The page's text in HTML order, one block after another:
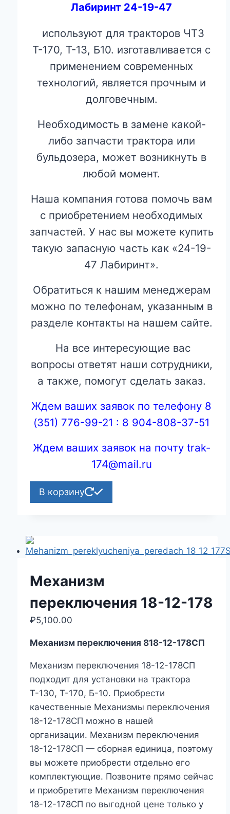
Лабиринт 24-19-47
используют для тракторов ЧТЗ
Т-170, Т-13, Б10. изготавливается с
применением современных
технологий, является прочным и
долговечным.
Необходимость в замене какой-
либо запчасти трактора или
бульдозера, может возникнуть в
любой момент.
Наша компания готова помочь вам
с приобретением необходимых
запчастей. У нас вы можете купить
такую запасную часть как «24-19-
47 Лабиринт».
Обратиться к нашим менеджерам
можно по телефонам, указанным в
разделе контакты на нашем сайте.
На все интересующие вас
вопросы ответят наши сотрудники,
а также, помогут сделать заказ.
Ждем ваших заявок по телефону 8
(351) 776-99-21 : 8 904-808-37-51
Ждем ваших заявок на почту trak-
174@mail.ru
В корзину
Механизм
переключения 18-12-178
₽5,100.00
Механизм переключения 818-12-178СП
Механизм переключения 18-12-178СП
подходит для установки на трактора
Т-130, Т-170, Б-10. Приобрести
качественные Механизмы переключения
18-12-178СП можно в нашей
организации. Механизм переключения
18-12-178СП — сборная единица, поэтому
вы можете приобрести отдельно его
комплектующие. Позвоните прямо сейчас
и приобретите Механизм переключения
18-12-178СП по выгодной цене только у